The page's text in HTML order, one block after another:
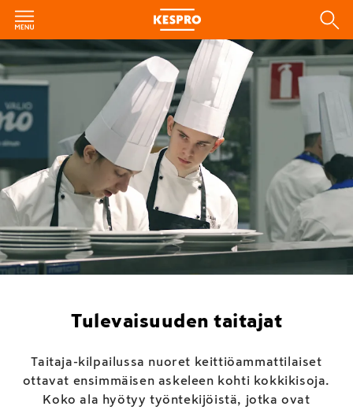
Tulevaisuuden taitajat
Taitaja-kilpailussa nuoret keittiöammattilaiset
ottavat ensimmäisen askeleen kohti kokkikisoja.
Koko ala hyötyy työntekijöistä, jotka ovat